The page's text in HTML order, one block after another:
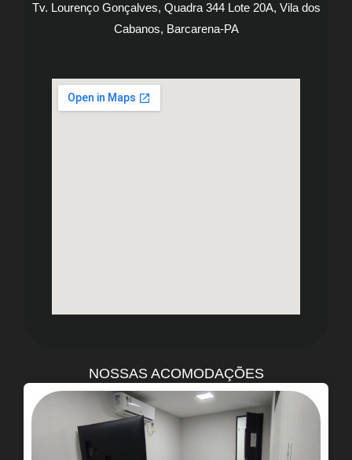
Tv. Lourenço Gonçalves, Quadra 344 Lote 20A, Vila dos
Cabanos, Barcarena-PA
NOSSAS ACOMODAÇÕES